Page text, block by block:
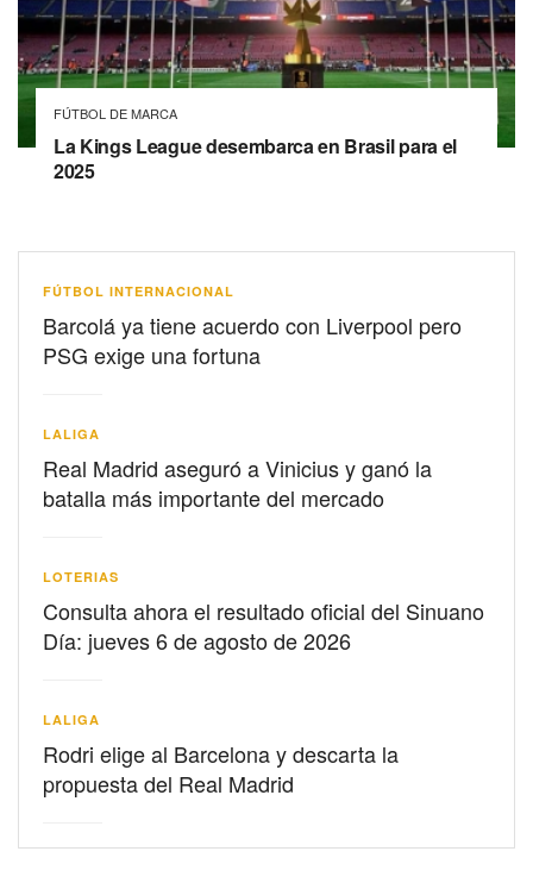
FÚTBOL DE MARCA
La Kings League desembarca en Brasil para el
2025
FÚTBOL INTERNACIONAL
Barcolá ya tiene acuerdo con Liverpool pero
PSG exige una fortuna
LALIGA
Real Madrid aseguró a Vinicius y ganó la
batalla más importante del mercado
LOTERIAS
Consulta ahora el resultado oficial del Sinuano
Día: jueves 6 de agosto de 2026
LALIGA
Rodri elige al Barcelona y descarta la
propuesta del Real Madrid